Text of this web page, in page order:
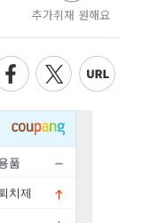
추가취재 원해요